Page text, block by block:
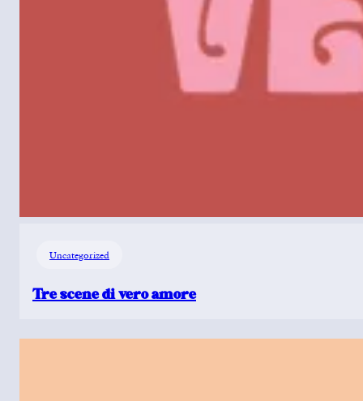
Uncategorized
Tre scene di vero amore